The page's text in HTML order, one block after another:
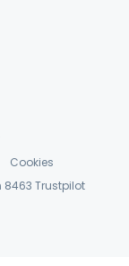
Cookies
8463 Trustpilot